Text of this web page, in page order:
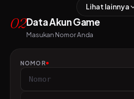
Lihat lainnya
02Data Akun Game
Masukan Nomor Anda
NOMOR